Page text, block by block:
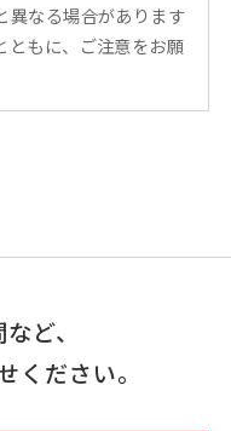
異なる場合があります
ともに、ご注意をお願
ど、
ください。